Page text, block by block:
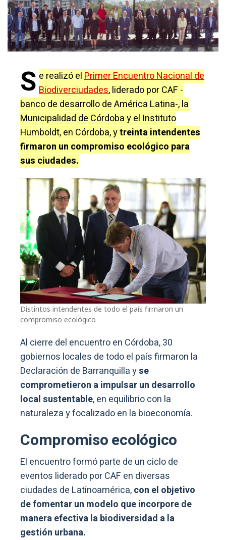
S e realizó elPrimer Encuentro Nacional de
Biodiverciudades, liderado por CAF -
banco de desarrollo de América Latina-, la
Municipalidad de Córdoba y el Instituto
Humboldt, en Córdoba, ytreinta intendentes
firmaron un compromiso ecológico para
sus ciudades.
Distintos intendentes de todo el país firmaron un
compromiso ecológico
Al cierre del encuentro en Córdoba, 30
gobiernos locales de todo el país firmaron la
Declaración de Barranquilla yse
comprometieron a impulsar un desarrollo
local sustentable, en equilibrio con la
naturaleza y focalizado en la bioeconomía.
Compromiso ecológico
El encuentro formó parte de un ciclo de
eventos liderado por CAF en diversas
ciudades de Latinoamérica,con el objetivo
de fomentar un modelo que incorpore de
manera efectiva la biodiversidad a la
gestión urbana.